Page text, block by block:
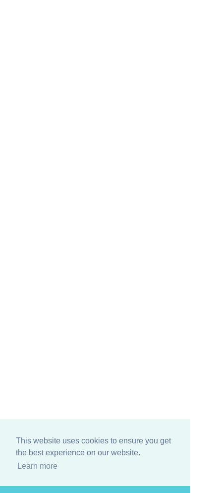
This website uses cookies to ensure you get
the best experience on our website.
Learn more